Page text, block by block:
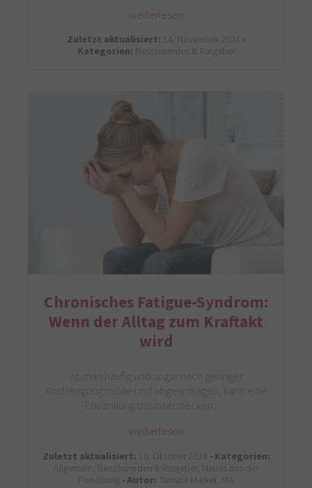
weiterlesen
Zuletzt aktualisiert: 14. November 2024 •
Kategorien: Beschwerden & Ratgeber
Chronisches Fatigue-Syndrom:
Wenn der Alltag zum Kraftakt
wird
Ist man häufig und sogar nach geringer
Anstrengung müde und abgeschlagen, kann eine
Erkrankung dahinterstecken,…
weiterlesen
Zuletzt aktualisiert: 10. Oktober 2024 •Kategorien:
Allgemein, Beschwerden & Ratgeber, Neues aus der
Forschung •Autor: Tamara Markel, MA